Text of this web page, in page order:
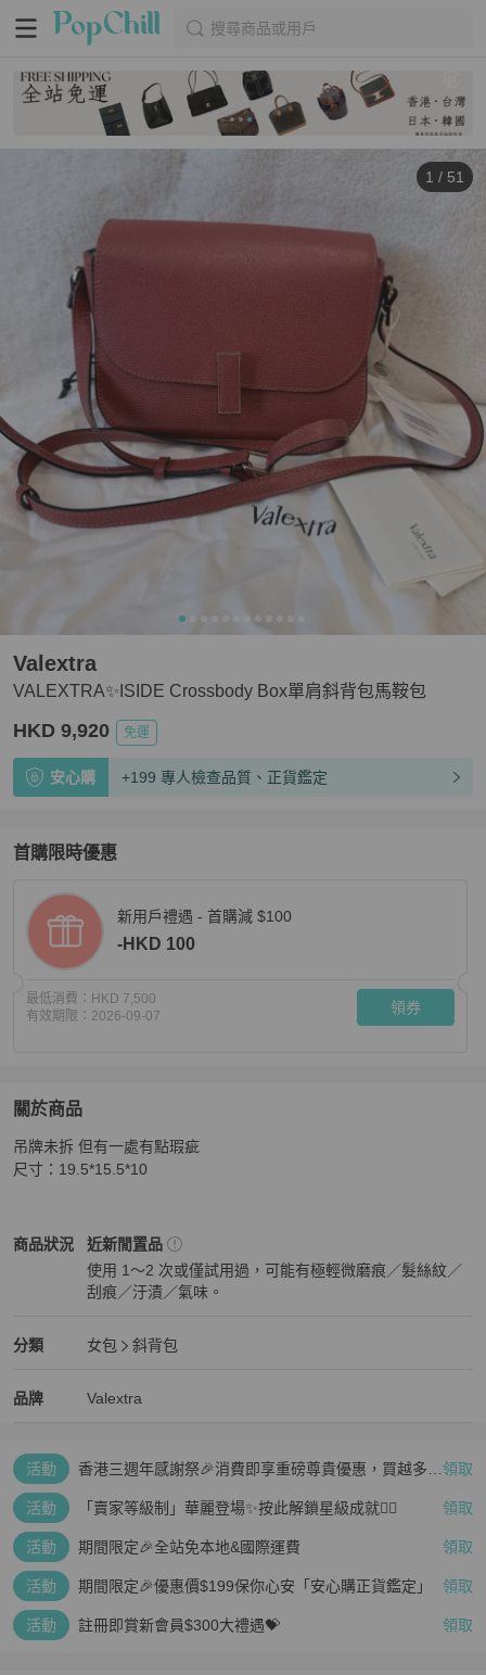
搜尋商品或用戶
1 / 51
VALEXTRA✨ISIDE Crossbody Box單肩斜背包馬鞍包
Valextra
HKD 9,920 免運
安心購 +199 專人檢查品質、正貨鑑定
首購限時優惠
新用戶禮遇 - 首購減 $100
-HKD 100
最低消費： HKD 7,500
有效期限： 2026-09-07 領券
關於商品
關於VALEXTRA✨ISIDE Crossbody Box單肩斜背包馬鞍包
吊牌未拆 但有一處有點瑕疵
尺寸：19.5*15.5*10
商品狀況
Valextra女包商品狀態與細節
近新閒置品
使用 1～2 次或僅試用過，可能有極輕微磨痕／髮絲紋／
刮痕／汙漬／氣味。
分類
Valextra 女包分類資訊
女包
斜背包
品牌
Valextra 精品女包品牌介紹
Valextra
Valextra 推薦清單
活動
香港三週年感謝祭🎉消費即享重磅尊貴優惠，買越多、 領取
活動 「賣家等級制」華麗登場✨按此解鎖星級成就👆🏻 領取
活動 期間限定🎉全站免本地&國際運費 領取
活動 期間限定🎉優惠價$199保你心安「安心購正貨鑑定」 領取
活動 註冊即賞新會員$300大禮遇💝 領取